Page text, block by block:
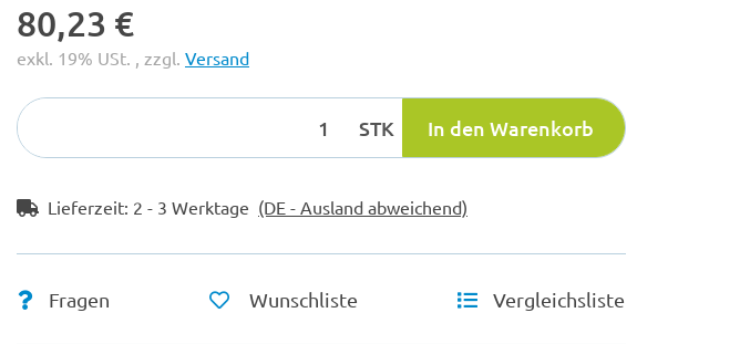
80,23 €
exkl. 19% USt. , zzgl. Versand
STK In den Warenkorb
Lieferzeit: 2 - 3 Werktage (DE - Ausland abweichend)
Fragen Wunschliste Vergleichsliste